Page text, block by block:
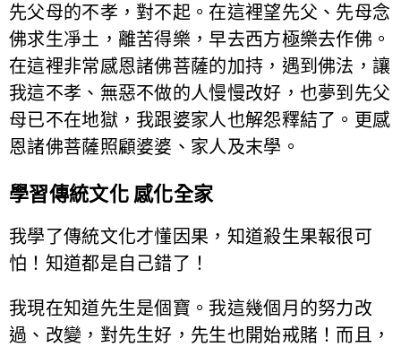
先父母的不孝，對不起。在這裡望先父、先母念
佛求生凈土，離苦得樂，早去西方極樂去作佛。
在這裡非常感恩諸佛菩薩的加持，遇到佛法，讓
我這不孝、無惡不做的人慢慢改好，也夢到先父
母已不在地獄，我跟婆家人也解怨釋結了。更感
恩諸佛菩薩照顧婆婆、家人及末學。
學習傳統文化 感化全家
我學了傳統文化才懂因果，知道殺生果報很可
怕！知道都是自己錯了！
我現在知道先生是個寶。我這幾個月的努力改
過、改變，對先生好，先生也開始戒賭！而且，